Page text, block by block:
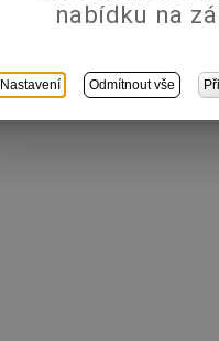
nabídku na
Nastavení Odmítnout vše